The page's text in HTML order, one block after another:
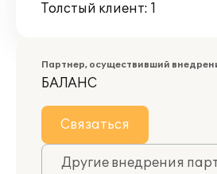
Толстый клиент: 1
Партнер, осуществивший
БАЛАНС
Связаться
Другие внедрения